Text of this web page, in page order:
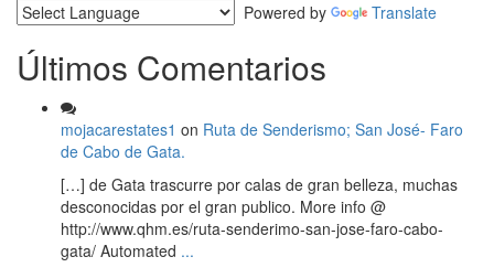
Powered by Translate
Últimos Comentarios
mojacarestates1 on Ruta de Senderismo; San José- Faro
de Cabo de Gata.
[…] de Gata trascurre por calas de gran belleza, muchas
desconocidas por el gran publico. More info @
http://www.qhm.es/ruta-senderimo-san-jose-faro-cabo-
gata/ Automated ...